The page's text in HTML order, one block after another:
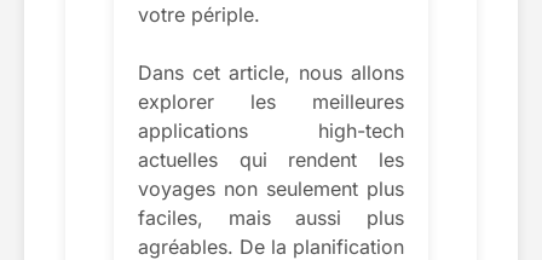
votre périple.
Dans cet article, nous allons
explorer les meilleures
applications high-tech
actuelles qui rendent les
voyages non seulement plus
faciles, mais aussi plus
agréables. De la planification